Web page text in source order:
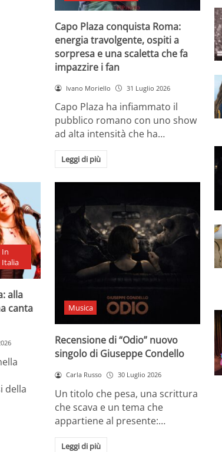
Capo Plaza conquista Roma:
energia travolgente, ospiti a
sorpresa e una scaletta che fa
impazzire i fan
Ivano Moriello 31 Luglio 2026
Capo Plaza ha infiammato il
pubblico romano con uno show
ad alta intensità che ha…
Leggi di più
In
Italia
alla
canta
della
Musica
Recensione di “Odio” nuovo
singolo di Giuseppe Condello
Carla Russo 30 Luglio 2026
Un titolo che pesa, una scrittura
che scava e un tema che
appartiene al presente:…
Leggi di più